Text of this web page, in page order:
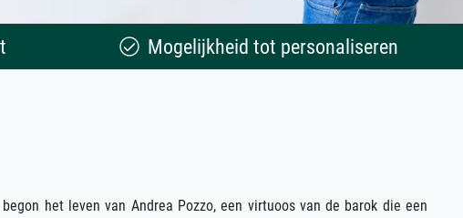
Mogelijkheid tot personaliseren
het leven van Andrea Pozzo, een virtuoos van de barok die een